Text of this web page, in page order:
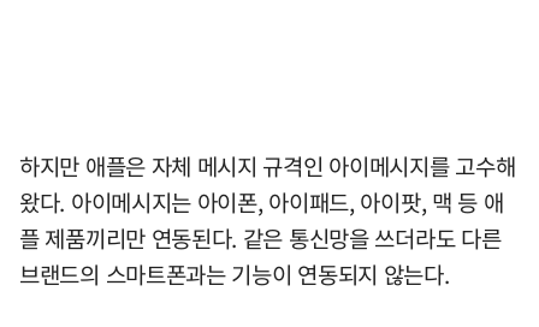
하지만 애플은 자체 메시지 규격인 아이메시지를 고수해
왔다. 아이메시지는 아이폰, 아이패드, 아이팟, 맥 등 애
플 제품끼리만 연동된다. 같은 통신망을 쓰더라도 다른
브랜드의 스마트폰과는 기능이 연동되지 않는다.